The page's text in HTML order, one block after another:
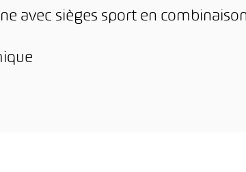
avec sièges sport en